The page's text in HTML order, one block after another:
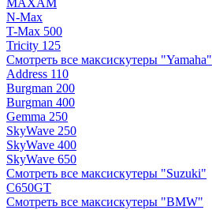
MAXAM
N-Max
T-Max 500
Tricity 125
Смотреть все максискутеры "Yamaha"
Address 110
Burgman 200
Burgman 400
Gemma 250
SkyWave 250
SkyWave 400
SkyWave 650
Смотреть все максискутеры "Suzuki"
C650GT
Смотреть все максискутеры "BMW"